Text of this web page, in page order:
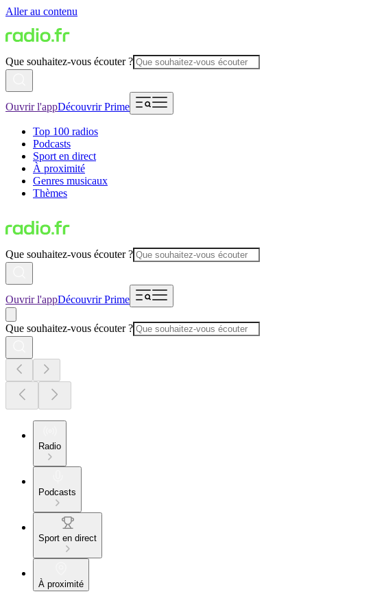
Aller au contenu
Que souhaitez-vous écouter ?
Ouvrir l'appDécouvrir Prime
Top 100 radios
Podcasts
Sport en direct
À proximité
Genres musicaux
Thèmes
Que souhaitez-vous écouter ?
Ouvrir l'appDécouvrir Prime
Que souhaitez-vous écouter ?
Radio
Podcasts
Sport en direct
À proximité